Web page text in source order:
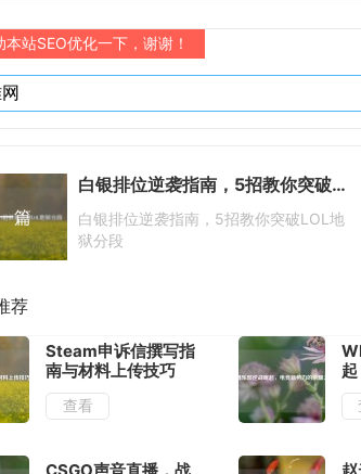
本站SEO优化一下，谢谢！
篇
白银排位逆袭指南，5招教你突破LOL地狱分段
白银排位逆袭指南，5招教你突破LOL地
狱分段
荐
Steam申诉信撰写指
南与材料上传技巧
查看